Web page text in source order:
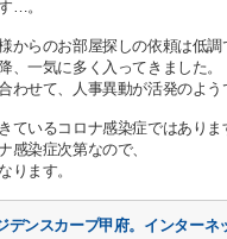
…。
からのお部屋探しの依頼は低調
、一気に多く入ってきました。
わせて、人事異動が活発のよう
ているコロナ感染症ではありま
感染症次第なので、
ります。
ンスカープ甲府。インターネ